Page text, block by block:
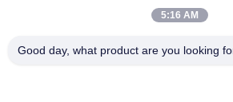
5:16 AM
Good day, what product are you looking